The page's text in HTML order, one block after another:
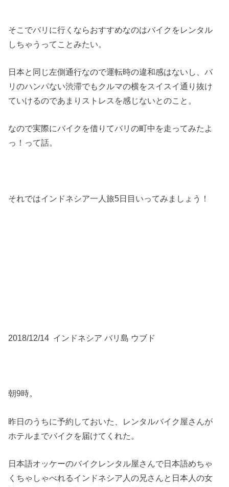
そこでバリに行くならおすすめなのはバイクをレンタル
しちゃうってことみたい。
日本と同じ左側通行なので運転時の違和感はないし、バ
リのハンパない渋滞でもクルマの横をスイスイ通り抜け
ていけるのであまりストレスを感じないとのこと。
なので実際にバイクを借りてバリの町中を走ってみたよ
っ！って話。
それではインドネシア一人旅5日目いってみましょう！
2018/12/14 インドネシア バリ島 ウブド
朝9時。
昨日のうちに予約しておいた、レンタルバイク屋さんが
ホテルまでバイクを届けてくれた。
日本語オッケーのバイクレンタル屋さんで日本語めちゃ
くちゃしゃべれるインドネシア人の兄さんと日本人の女